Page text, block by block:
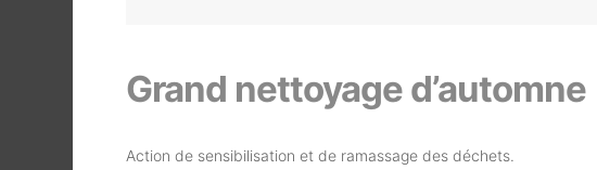
Grand nettoyage d’automne
Action de sensibilisation et de ramassage des déchets.